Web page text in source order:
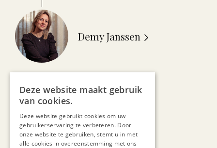
Demy Janssen
Recent nieuws
Deze website maakt gebruik
van cookies.
Deze website gebruikt cookies om uw
gebruikerservaring te verbeteren. Door
onze website te gebruiken, stemt u in met
alle cookies in overeenstemming met ons